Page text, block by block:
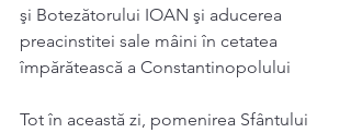
şi Botezătorului IOAN şi aducerea
preacinstitei sale mâini în cetatea
împărătească a Constantinopolului
Tot în această zi, pomenirea Sfântului